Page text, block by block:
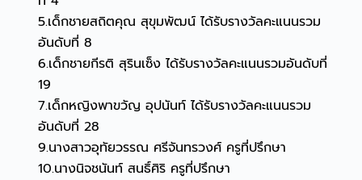
5.เด็กชายสถิตคุณ สุขุมพัฒน์ ได้รับรางวัลคะแนนรวม
อันดับที่ 8
6.เด็กชายกีรติ สุรินเซ็ง ได้รับรางวัลคะแนนรวมอันดับที่
19
7.เด็กหญิงพาขวัญ อุปนันท์ ได้รับรางวัลคะแนนรวม
อันดับที่ 28
9.นางสาวอุทัยวรรณ ศรีจันทรวงศ์ ครูที่ปรึกษา
10.นางนิจชนันท์ สนธิ์ศิริ ครูที่ปรึกษา